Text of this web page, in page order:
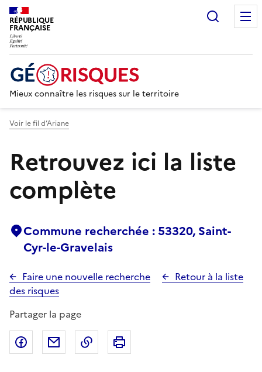
RÉPUBLIQUE
FRANÇAISE
Mieux connaître les risques sur le territoire
Voir le fil d’Ariane
Retrouvez ici la liste
complète
Commune recherchée : 53320, Saint-
Cyr-le-Gravelais
Faire une nouvelle recherche
Retour à la liste
des risques
Partager la page
Partager sur Facebook
Partager par emailCopier dans le presse-papier